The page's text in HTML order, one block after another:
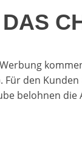
den
belohnen